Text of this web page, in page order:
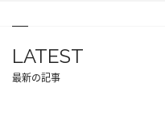
LATEST
最新の記事